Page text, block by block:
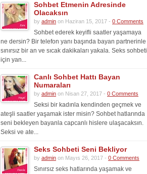
Sohbet Etmenin Adresinde
Olacaksın
by admin on Haziran 15, 2017 - 0 Comments
Sohbet ederek keyifli saatler yaşamaya
ne dersin? Bir telefon yanı başında bayan partnerinle
sınırsız bir an ve sıcak dakikaları yakala. Seks sohbeti
için yan...
Canlı Sohbet Hattı Bayan
Numaraları
by admin on Nisan 27, 2017 - 0 Comments
Seksi bir kadınla kendinden geçmek ve
ateşli saatler yaşamak ister misin? Sohbet hatlarında
seni bekleyen bayanla capcanlı hislere ulaşacaksın.
Seksi ve ate...
Seks Sohbeti Seni Bekliyor
by admin on Mayıs 26, 2017 - 0 Comments
Sınırsız seks hatlarında yaşamak ve